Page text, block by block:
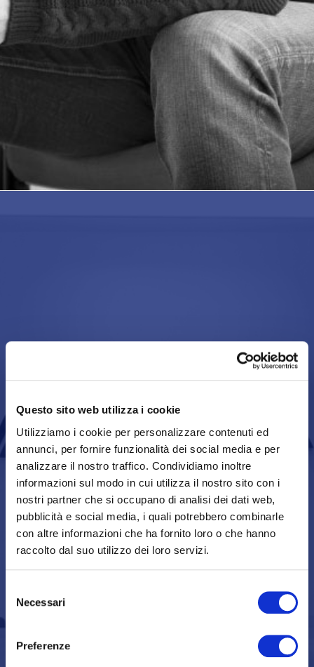
Questo sito web utilizza i cookie
Utilizziamo i cookie per personalizzare contenuti ed
annunci, per fornire funzionalità dei social media e per
analizzare il nostro traffico. Condividiamo inoltre
informazioni sul modo in cui utilizza il nostro sito con i
nostri partner che si occupano di analisi dei dati web,
pubblicità e social media, i quali potrebbero combinarle
con altre informazioni che ha fornito loro o che hanno
raccolto dal suo utilizzo dei loro servizi.
delNecessari
Preferenze
BUSINESS